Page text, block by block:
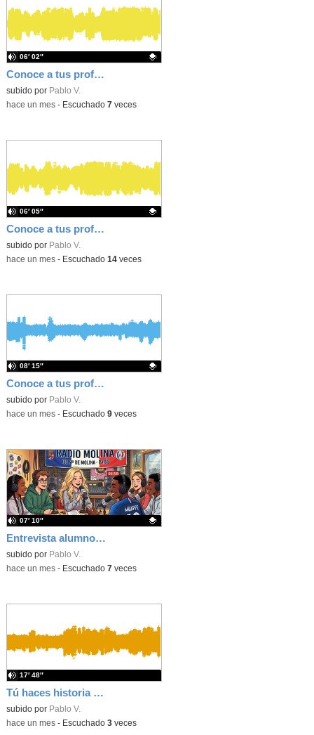
Conoce a tus professs - Ángela (Inglés)
Contenido educativo.
subido por Pablo V.
06′ 02″
-hace un mes- Escuchado 7veces
Conoce a tus professs 16 - Paqui (Lengua)
Contenido educativo.
subido por Pablo V.
06′ 05″
-hace un mes- Escuchado 14veces
Conoce a tus professs 15 - Alfonso (Música)
Contenido educativo.
subido por Pablo V.
08′ 15″
-hace un mes- Escuchado 9veces
Entrevista alumnos de intercambio de París
Contenido educativo.
subido por Pablo V.
07′ 10″
-hace un mes- Escuchado 7veces
Tú haces historia 2x03 - Alberto González (concejal Latina)
subido por Pablo V.
17′ 48″
-hace un mes- Escuchado 3veces